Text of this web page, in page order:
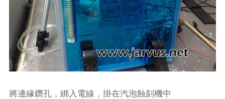
將邊緣鑽孔，綁入電線，掛在汽泡蝕刻機中